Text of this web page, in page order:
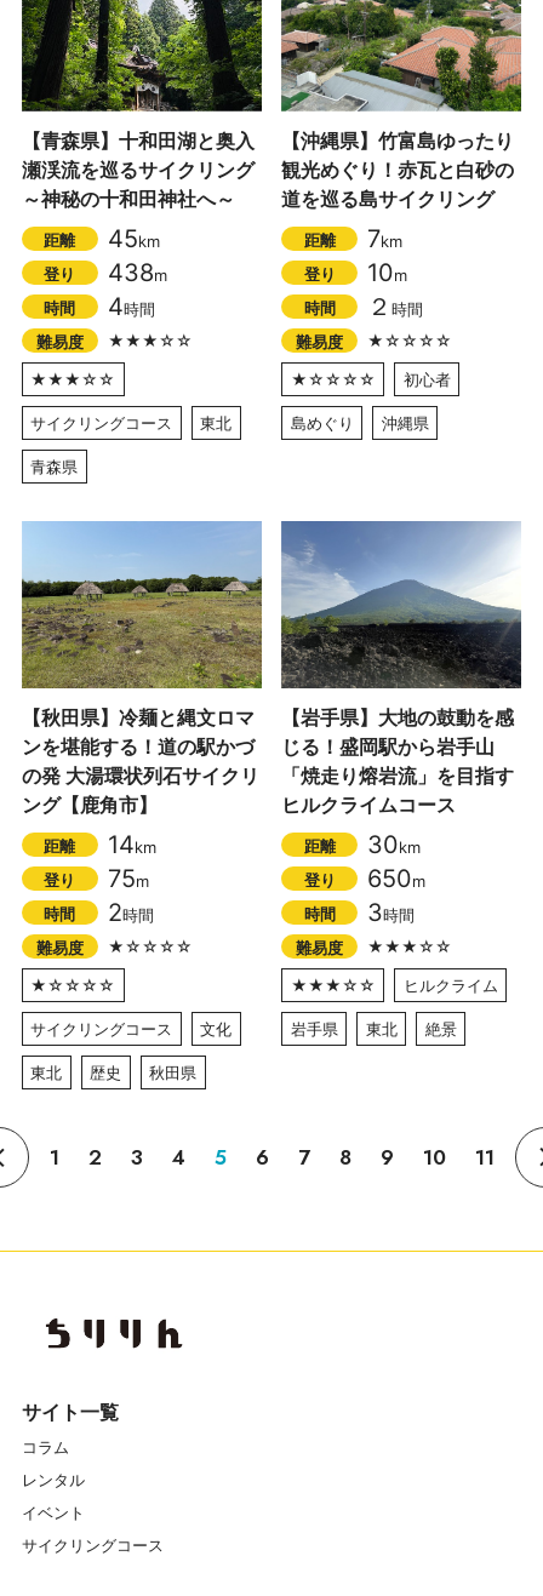
【青森県】十和田湖と奥入
瀬渓流を巡るサイクリング
～神秘の十和田神社へ～
距離 45km
登り
438m
時間
4時間
難易度
★★★☆☆
★★★☆☆
サイクリングコース 東北
青森県
【沖縄県】竹富島ゆったり
観光めぐり！赤瓦と白砂の
道を巡る島サイクリング
距離 7km
登り
10m
時間
２時間
難易度
★☆☆☆☆
★☆☆☆☆
初心者
島めぐり 沖縄県
【秋田県】冷麺と縄文ロマ
ンを堪能する！道の駅かづ
の発 大湯環状列石サイクリ
ング【鹿角市】
距離 14km
登り
75m
時間
2時間
難易度
★☆☆☆☆
★☆☆☆☆
サイクリングコース 文化
東北 歴史 秋田県
【岩手県】大地の鼓動を感
じる！盛岡駅から岩手山
「焼走り熔岩流」を目指す
ヒルクライムコース
距離 30km
登り
650m
時間
3時間
難易度
★★★☆☆
★★★☆☆
ヒルクライム
岩手県 東北 絶景
1 2 3 4 5 6 7 8 9 10 11
サイト一覧
コラム
レンタル
イベント
サイクリングコース